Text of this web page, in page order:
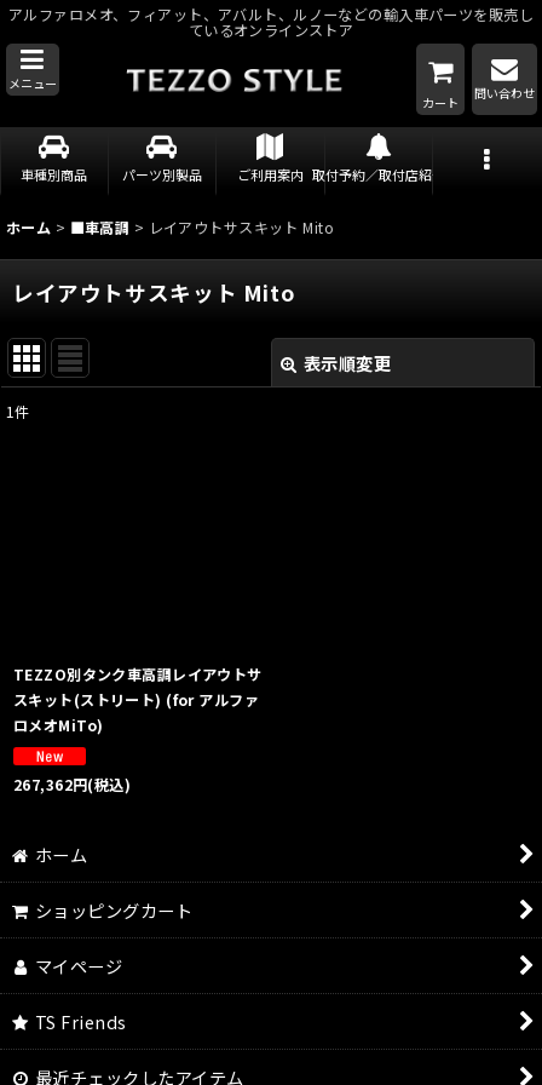
アルファロメオ、フィアット、アバルト、ルノーなどの輸入車パーツを販売し
ているオンラインストア
メニュー
カート
問い合わせ
車種別商品 パーツ別製品 ご利用案内 取付予約／取付店紹介
ホーム > ■車高調 > レイアウトサスキット Mito
レイアウトサスキット Mito
表示順変更
1件
TEZZO別タンク車高調レイアウトサ
スキット(ストリート) (for アルファ
ロメオMiTo)
267,362円(税込)
ホーム
ショッピングカート
マイページ
TS Friends
最近チェックしたアイテム